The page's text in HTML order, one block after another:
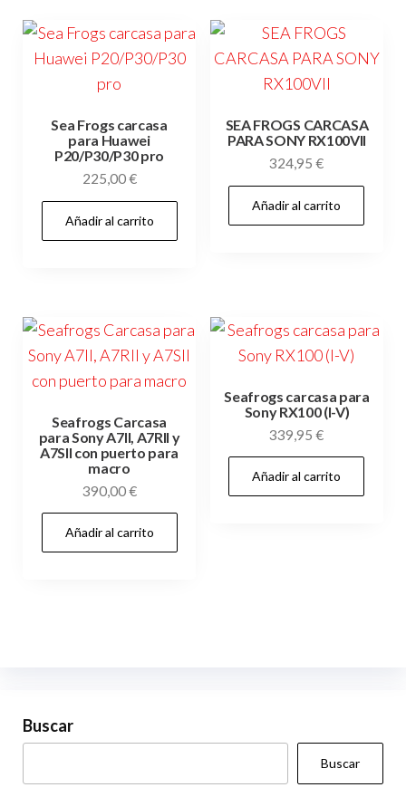
Sea Frogs carcasa
para Huawei
P20/P30/P30 pro
225,00€
Añadir al carrito
SEA FROGS CARCASA
PARA SONY RX100VII
324,95€
Añadir al carrito
Seafrogs Carcasa
para Sony A7II, A7RII y
A7SII con puerto para
macro
390,00€
Añadir al carrito
Seafrogs carcasa para
Sony RX100 (I-V)
339,95€
Añadir al carrito
Buscar
Buscar